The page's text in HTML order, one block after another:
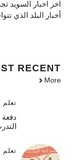
اخر اخبار السويد
أخبار البلد الذي
RECENT
More
تعلم
دفعة
تعلم